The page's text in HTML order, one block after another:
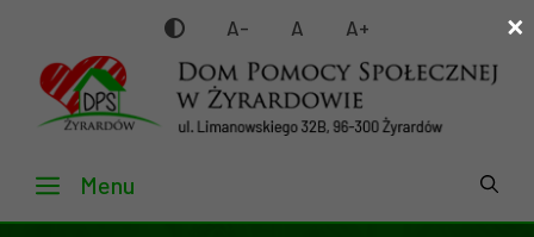
treści
A- A A+
Menu
×